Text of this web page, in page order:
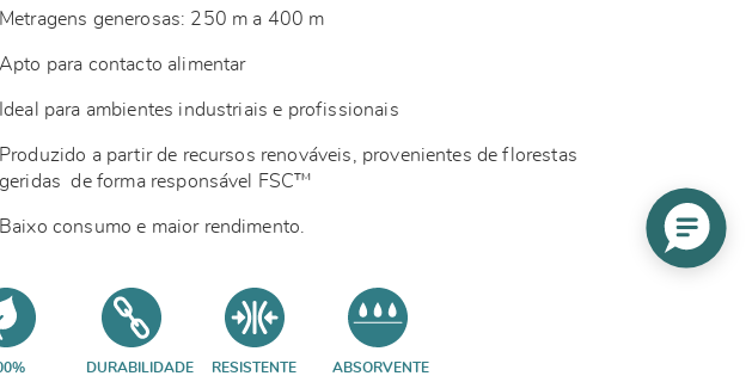
Metragens generosas: 250 m a 400 m
Apto para contacto alimentar
Ideal para ambientes industriais e profissionais
Produzido a partir de recursos renováveis, provenientes de florestas
geridas de forma responsável FSC™
Baixo consumo e maior rendimento.
DURABILIDADE
RESISTENTE ABSORVENTE